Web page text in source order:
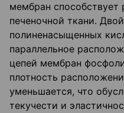
мембран способствует
печеночной ткани.
полиненасыщенных
параллельное
цепей мембран
плотность
уменьшается, что
текучести и